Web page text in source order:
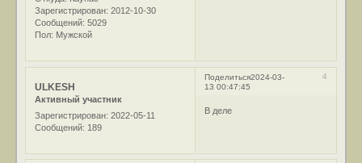
Зарегистрирован: 2012-10-30
Сообщений: 5029
Пол: Мужской
Поделиться 4
2024-03-
13 00:47:45
ULKESH
Активный участник
Зарегистрирован: 2022-05-11
Сообщений: 189
В деле